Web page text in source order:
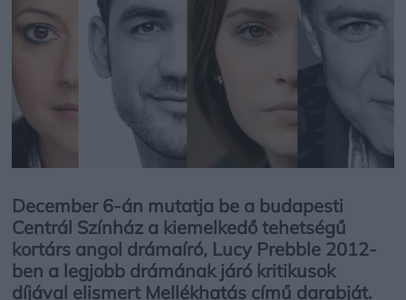
December 6-án mutatja be a budapesti
Centrál Színház a kiemelkedő tehetségű
kortárs angol drámaíró, Lucy Prebble 2012-
ben a legjobb drámának járó kritikusok
díjával elismert Mellékhatás című darabját.